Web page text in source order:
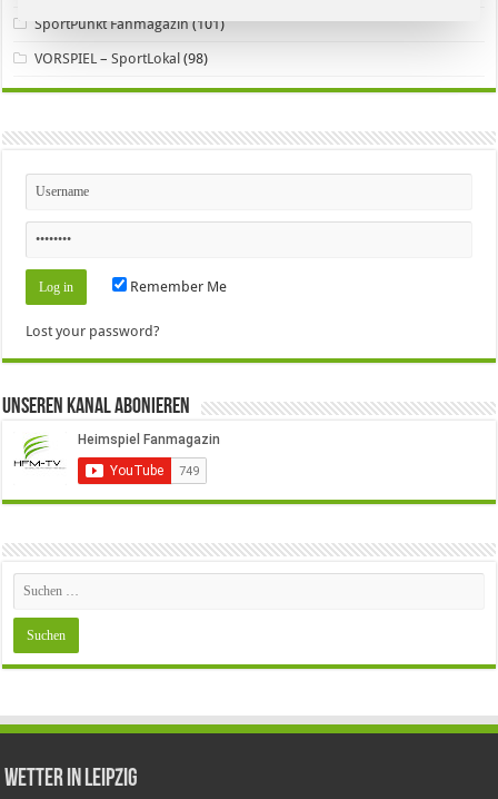
SportPunkt Fanmagazin(101)
VORSPIEL – SportLokal (98)
Remember Me
Lost your password?
Unseren Kanal Abonieren
Wetter in Leipzig